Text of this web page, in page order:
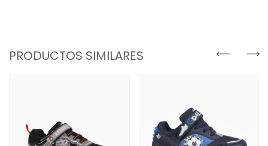
PRODUCTOS SIMILARES